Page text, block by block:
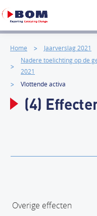
Home Jaarverslag 2021
Nadere toelichting op de
2021
Vlottende activa
(4)
Overige effecten